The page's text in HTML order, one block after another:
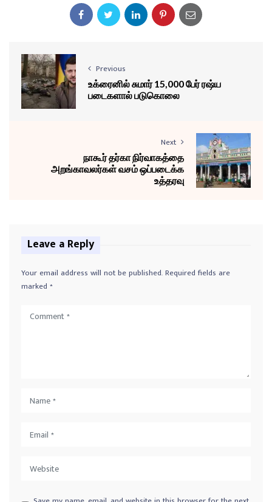
Previous
உக்ரைனில் சுமார் 15,000 பேர் ரஷ்ய
படைகளால் படுகொலை
Next
நாகூர் தர்கா நிர்வாகத்தை
அறங்காவலர்கள் வசம் ஒப்படைக்க
உத்தரவு
Leave a Reply
Your email address will not be published.Required fields are
marked *